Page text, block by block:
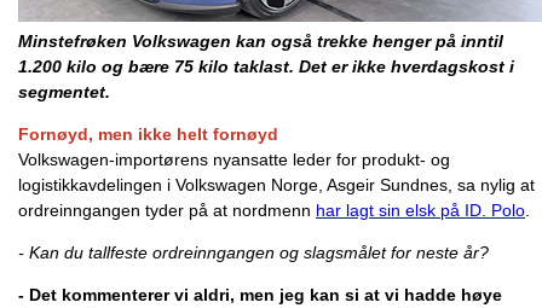
Minstefrøken Volkswagen kan også trekke henger på inntil
1.200 kilo og bære 75 kilo taklast. Det er ikke hverdagskost i
segmentet.
Fornøyd, men ikke helt fornøyd
Volkswagen-importørens nyansatte leder for produkt- og
logistikkavdelingen i Volkswagen Norge, Asgeir Sundnes, sa nylig at
ordreinngangen tyder på at nordmenn har lagt sin elsk på ID. Polo
- Kan du tallfeste ordreinngangen og slagsmålet for neste år?
- Det kommenterer vi aldri, men jeg kan si at vi hadde høye